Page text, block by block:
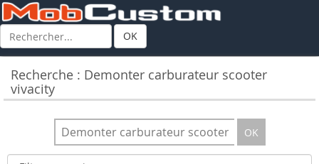
OK
Recherche : Demonter carburateur scooter
vivacity
OK